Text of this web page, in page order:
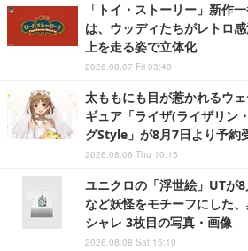
「トイ・ストーリー」新作
は、ウッディたちがレトロ
上を走る姿で立体化
2026.08.07 Fri 03:40
太ももにも目が惹かれるウ
ギュア「ライザ(ライザリン
グStyle」が8月7日より予約
2026.08.06 Thu 10:15
ユニクロの「浮世絵」UTが
など妖怪をモチーフにした
シャレ 3枚目の写真・画像
2026.08.08 Sat 15:10